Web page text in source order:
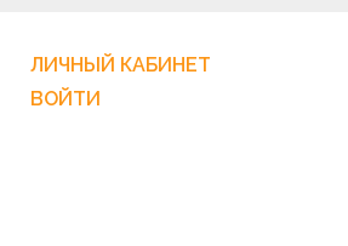
ЛИЧНЫЙ КАБИНЕТ
ВОЙТИ